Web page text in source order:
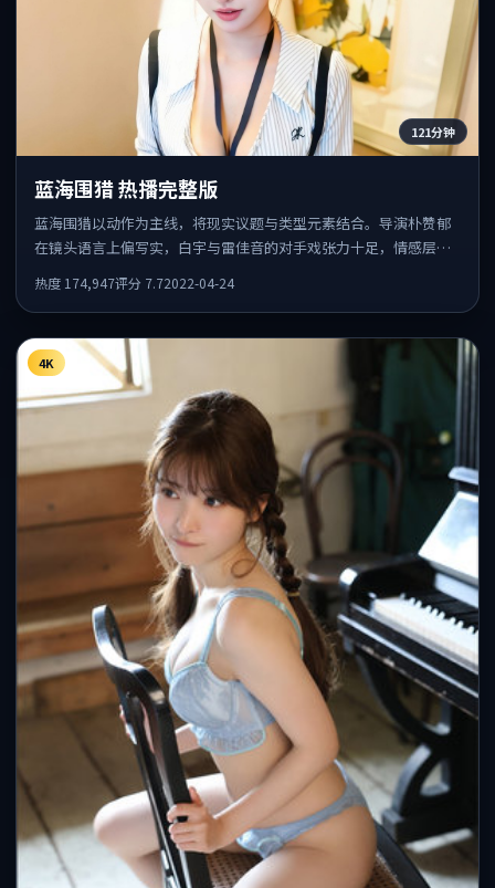
121分钟
蓝海围猎 热播完整版
蓝海围猎以动作为主线，将现实议题与类型元素结合。导演朴赞郁
在镜头语言上偏写实，白宇与雷佳音的对手戏张力十足，情感层次
热度 174,947评分 7.72022-04-24
4K